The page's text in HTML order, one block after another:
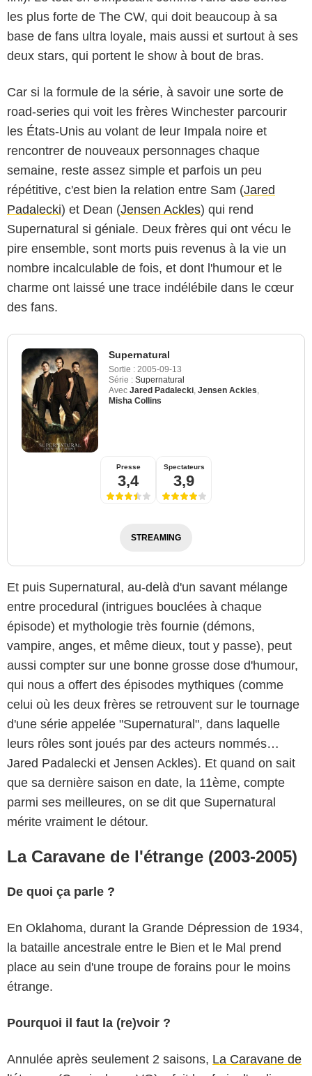
les plus forte de The CW, qui doit beaucoup à sa
base de fans ultra loyale, mais aussi et surtout à ses
deux stars, qui portent le show à bout de bras.
Car si la formule de la série, à savoir une sorte de
road-series qui voit les frères Winchester parcourir
les États-Unis au volant de leur Impala noire et
rencontrer de nouveaux personnages chaque
semaine, reste assez simple et parfois un peu
répétitive, c'est bien la relation entre Sam (Jared
Padalecki) et Dean (Jensen Ackles) qui rend
Supernatural si géniale. Deux frères qui ont vécu le
pire ensemble, sont morts puis revenus à la vie un
nombre incalculable de fois, et dont l'humour et le
charme ont laissé une trace indélébile dans le cœur
des fans.
Supernatural
Sortie : 2005-09-13
Série : Supernatural
Avec Jared Padalecki Jensen Ackles
Misha Collins
Presse
3,4
Spectateurs
3,9
STREAMING
Et puis Supernatural, au-delà d'un savant mélange
entre procedural (intrigues bouclées à chaque
épisode) et mythologie très fournie (démons,
vampire, anges, et même dieux, tout y passe), peut
aussi compter sur une bonne grosse dose d'humour,
qui nous a offert des épisodes mythiques (comme
celui où les deux frères se retrouvent sur le tournage
d'une série appelée "Supernatural", dans laquelle
leurs rôles sont joués par des acteurs nommés…
Jared Padalecki et Jensen Ackles). Et quand on sait
que sa dernière saison en date, la 11ème, compte
parmi ses meilleures, on se dit que Supernatural
mérite vraiment le détour.
La Caravane de l'étrange (2003-2005)
De quoi ça parle ?
En Oklahoma, durant la Grande Dépression de 1934,
la bataille ancestrale entre le Bien et le Mal prend
place au sein d'une troupe de forains pour le moins
étrange.
Pourquoi il faut la (re)voir ?
Annulée après seulement 2 saisons, La Caravane de